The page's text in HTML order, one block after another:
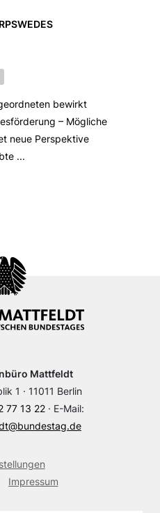
bewirkt
– Mögliche
neue Perspektive
...
Mattfeldt
1 · 11011 Berlin
77 13 22· E-Mail:
Impressum